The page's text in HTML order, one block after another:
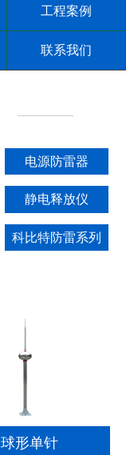
工程案例
联系我们
电源防雷器
静电释放仪
科比特防雷系列
球形单针